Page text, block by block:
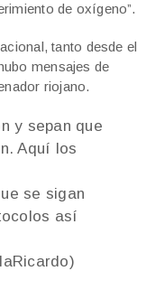
de oxígeno”.
tanto desde el
mensajes de
riojano.
y sepan que
Aquí los
se sigan
así